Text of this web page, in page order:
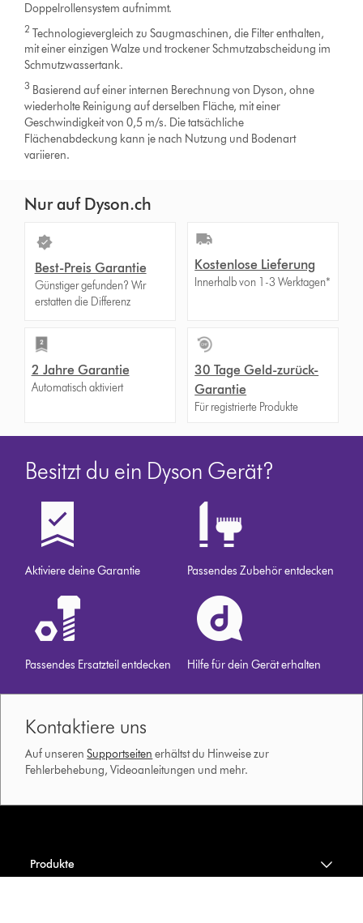
Doppelrollensystem aufnimmt.
2 Technologievergleich zu Saugmaschinen, die Filter enthalten,
mit einer einzigen Walze und trockener Schmutzabscheidung im
Schmutzwassertank.
3 Basierend auf einer internen Berechnung von Dyson, ohne
wiederholte Reinigung auf derselben Fläche, mit einer
Geschwindigkeit von 0,5 m/s. Die tatsächliche
Flächenabdeckung kann je nach Nutzung und Bodenart
variieren.
Nur auf Dyson.ch
Best-Preis Garantie
Günstiger gefunden? Wir
erstatten die Differenz
Kostenlose Lieferung
Innerhalb von 1-3 Werktagen*
2 Jahre Garantie
Automatisch aktiviert
30 Tage Geld-zurück-
Garantie
Für registrierte Produkte
Besitzt du ein Dyson Gerät?
Aktiviere deine Garantie Passendes Zubehör entdecken
Passendes Ersatzteil entdecken Hilfe für dein Gerät erhalten
Kontaktiere uns
Auf unserenSupportseiten erhältst du Hinweise zur
Fehlerbehebung, Videoanleitungen und mehr.
Produkte